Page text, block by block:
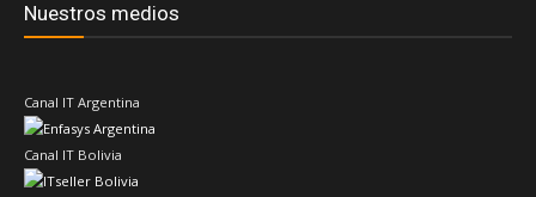
Nuestros medios
Canal IT Argentina
Canal IT Bolivia